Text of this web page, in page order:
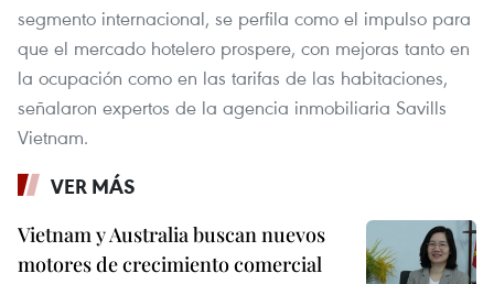
segmento internacional, se perfila como el impulso para
que el mercado hotelero prospere, con mejoras tanto en
la ocupación como en las tarifas de las habitaciones,
señalaron expertos de la agencia inmobiliaria Savills
Vietnam.
VER MÁS
Vietnam y Australia buscan nuevos
motores de crecimiento comercial